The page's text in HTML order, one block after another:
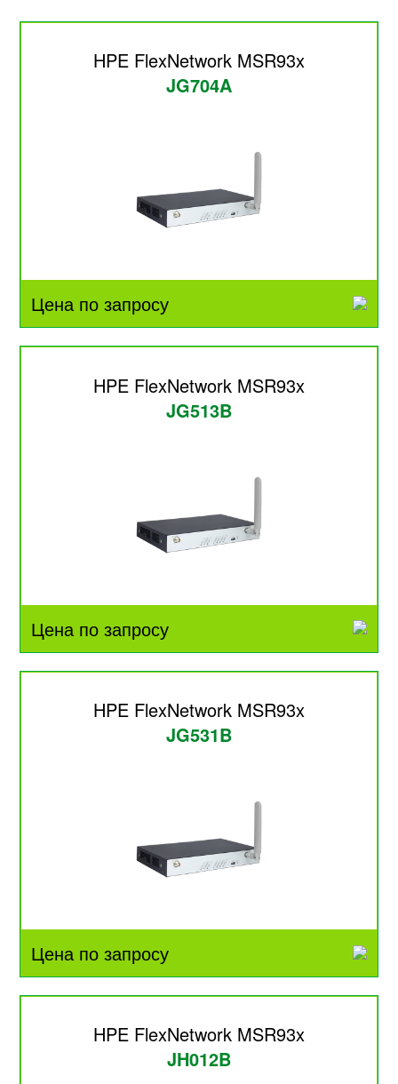
HPE FlexNetwork MSR93x
JG704A
Цена по запросу
HPE FlexNetwork MSR93x
JG513B
Цена по запросу
HPE FlexNetwork MSR93x
JG531B
Цена по запросу
HPE FlexNetwork MSR93x
JH012B